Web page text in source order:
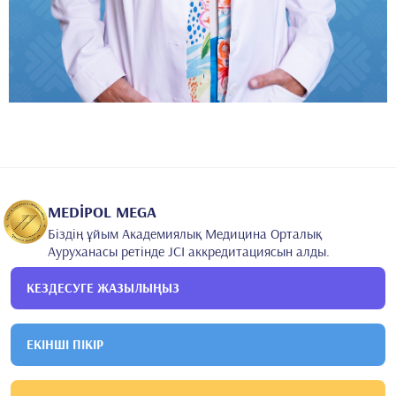
MEDİPOL MEGA
Біздің ұйым Академиялық Медицина Орталық
Ауруханасы ретінде JCI аккредитациясын алды.
КЕЗДЕСУГЕ ЖАЗЫЛЫҢЫЗ
ЕКІНШІ ПІКІР